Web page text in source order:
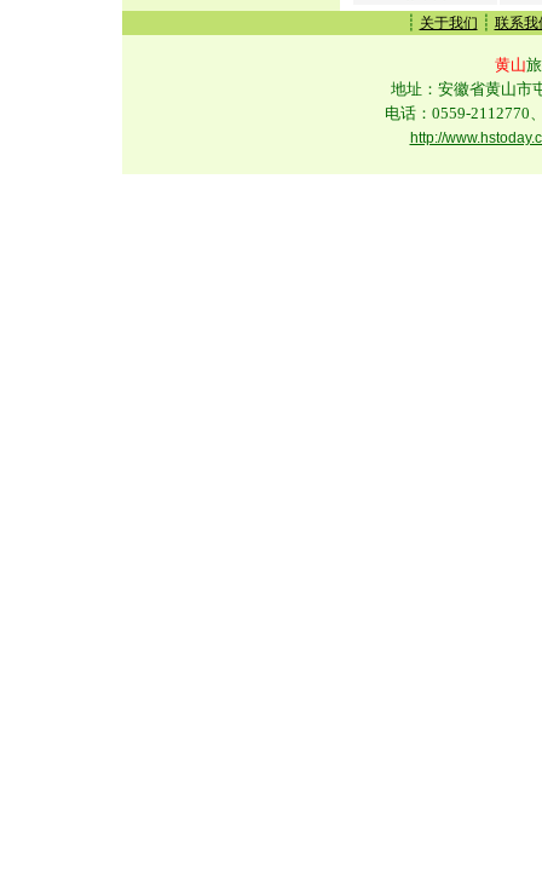
┊ 关于我们 ┊ 联系我
黄山
地址：安徽省黄山市
电话：0559-2112770
http://